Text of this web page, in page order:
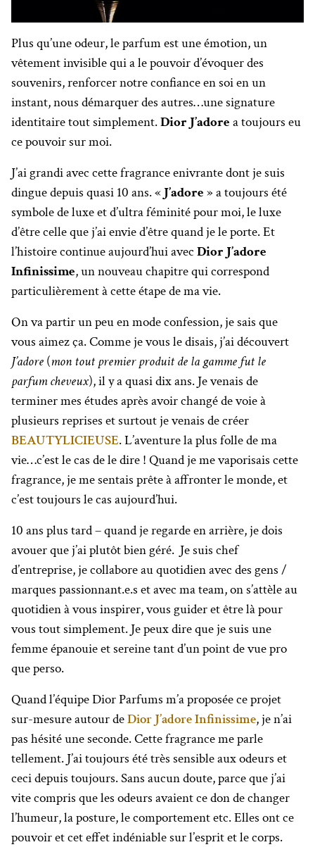
Plus qu’une odeur, le parfum est une émotion, un
vêtement invisible qui a le pouvoir d’évoquer des
souvenirs, renforcer notre confiance en soi en un
instant, nous démarquer des autres…une signature
identitaire tout simplement.Dior J’adore a toujours eu
ce pouvoir sur moi.
J’ai grandi avec cette fragrance enivrante dont je suis
dingue depuis quasi 10 ans. « J’adore » a toujours été
symbole de luxe et d’ultra féminité pour moi, le luxe
d’être celle que j’ai envie d’être quand je le porte. Et
l’histoire continue aujourd’hui avec Dior J’adore
Infinissime, un nouveau chapitre qui correspond
particulièrement à cette étape de ma vie.
On va partir un peu en mode confession, je sais que
vous aimez ça. Comme je vous le disais, j’ai découvert
J’adore (mon tout premier produit de la gamme fut le
parfum cheveux), il y a quasi dix ans. Je venais de
terminer mes études après avoir changé de voie à
plusieurs reprises et surtout je venais de créer
BEAUTYLICIEUSE. L’aventure la plus folle de ma
vie…c’est le cas de le dire ! Quand je me vaporisais cette
fragrance, je me sentais prête à affronter le monde, et
c’est toujours le cas aujourd’hui.
10 ans plus tard – quand je regarde en arrière, je dois
avouer que j’ai plutôt bien géré. Je suis chef
d’entreprise, je collabore au quotidien avec des gens /
marques passionnant.e.s et avec ma team, on s’attèle au
quotidien à vous inspirer, vous guider et être là pour
vous tout simplement. Je peux dire que je suis une
femme épanouie et sereine tant d’un point de vue pro
que perso.
Quand l’équipe Dior Parfums m’a proposée ce projet
sur-mesure autour deDior J’adore Infinissime, je n’ai
pas hésité une seconde. Cette fragrance me parle
tellement. J’ai toujours été très sensible aux odeurs et
ceci depuis toujours. Sans aucun doute, parce que j’ai
vite compris que les odeurs avaient ce don de changer
l’humeur, la posture, le comportement etc. Elles ont ce
pouvoir et cet effet indéniable sur l’esprit et le corps.